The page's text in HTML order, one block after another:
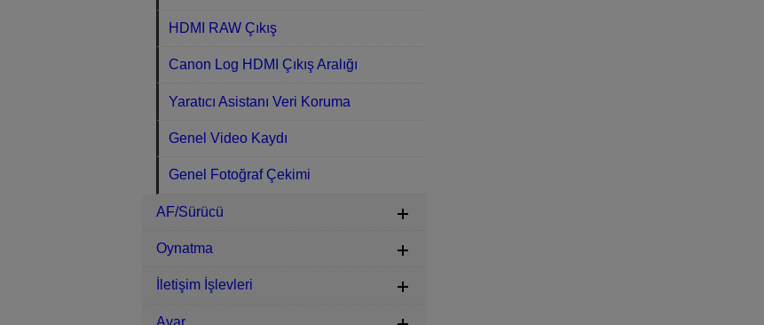
HDMI RAW Çıkış
Canon Log HDMI Çıkış Aralığı
Yaratıcı Asistanı Veri Koruma
Genel Video Kaydı
Genel Fotoğraf Çekimi
AF/Sürücü
Oynatma
İletişim İşlevleri
Ayar